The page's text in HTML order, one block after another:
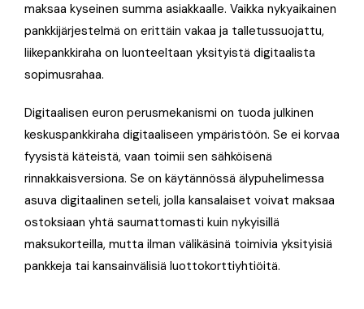
maksaa kyseinen summa asiakkaalle. Vaikka nykyaikainen
pankkijärjestelmä on erittäin vakaa ja talletussuojattu,
liikepankkiraha on luonteeltaan yksityistä digitaalista
sopimusrahaa.
Digitaalisen euron perusmekanismi on tuoda julkinen
keskuspankkiraha digitaaliseen ympäristöön. Se ei korvaa
fyysistä käteistä, vaan toimii sen sähköisenä
rinnakkaisversiona. Se on käytännössä älypuhelimessa
asuva digitaalinen seteli, jolla kansalaiset voivat maksaa
ostoksiaan yhtä saumattomasti kuin nykyisillä
maksukorteilla, mutta ilman välikäsinä toimivia yksityisiä
pankkeja tai kansainvälisiä luottokorttiyhtiöitä.